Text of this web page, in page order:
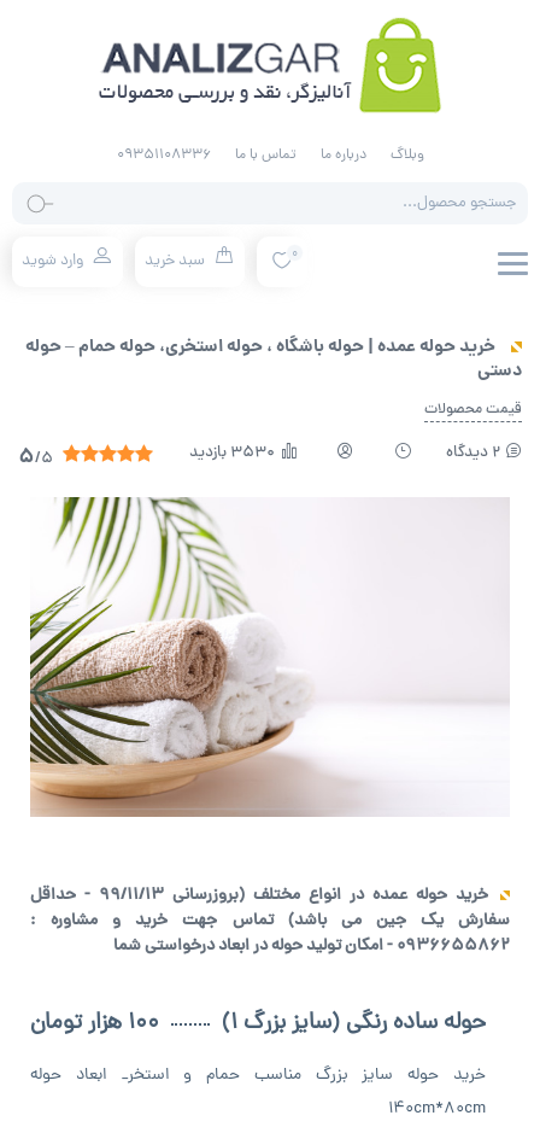
وبلاگ درباره ما تماس با ما 09351108336
0 سبد خرید وارد شوید
خرید حوله عمده | حوله باشگاه ، حوله استخری، حوله حمام – حوله
دستی
قیمت محصولات
2 دیدگاه 3530 بازدید 5/5
خرید حوله عمده در انواع مختلف (بروزرسانی ۹۹/۱۱/۱۳ - حداقل
سفارش یک جین می باشد) تماس جهت خرید و مشاوره :
0936655862 - امکان تولید حوله در ابعاد درخواستی شما
حوله ساده رنگی (سایز بزرگ 1) 100 هزار تومان
خرید حوله سایز بزرگ مناسب حمام و استخر_ ابعاد حوله
140cm*80cm